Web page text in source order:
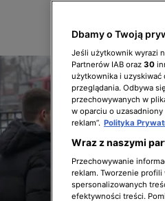
Dbamy o Twoją
Jeśli użytkownik wyrazi
Partnerów IAB oraz 30
użytkownika i
przeglądania. Odbywa
przechowywanych w
w oparciu o
reklam”. Polityka
Wraz z naszymi
Przechowywanie
reklam. Tworzenie
spersonalizowanych
efektywności treści.